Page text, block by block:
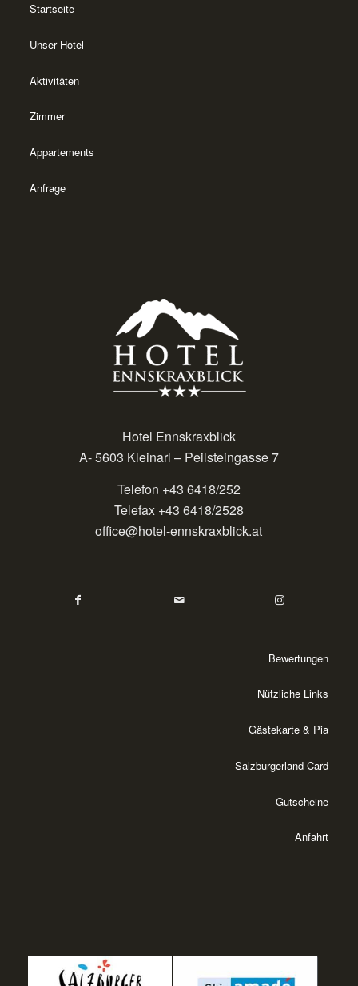
Startseite
Unser Hotel
Aktivitäten
Zimmer
Appartements
Anfrage
Hotel Ennskraxblick
A- 5603 Kleinarl – Peilsteingasse 7
Telefon +43 6418/252
Telefax +43 6418/2528
office@hotel-ennskraxblick.at
Bewertungen
Nützliche Links
Gästekarte & Pia
Salzburgerland Card
Gutscheine
Anfahrt